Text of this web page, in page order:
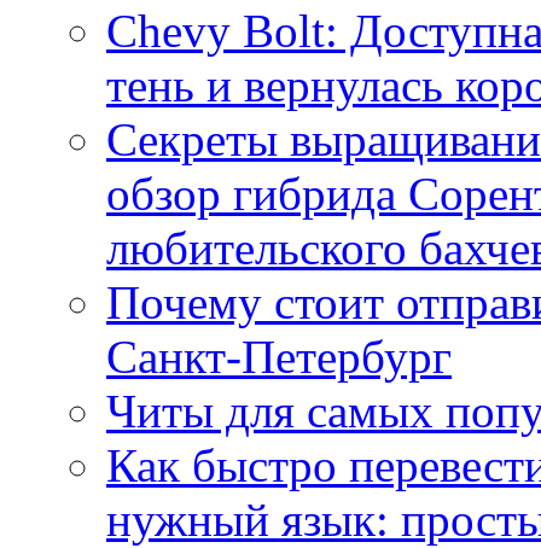
Chevy Bolt:
тень и вернулась
Секреты
обзор гибрида
любительского
Почему стоит
Санкт-Петербург
Читы для самых
Как быстро
нужный язык: